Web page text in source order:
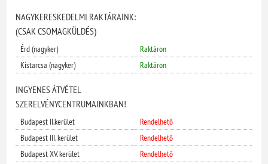
NAGYKERESKEDELMI RAKTÁRAINK:
(CSAK CSOMAGKÜLDÉS)
Érd (nagyker)
Raktáron
Kistarcsa (nagyker)
Raktáron
INGYENES ÁTVÉTEL
SZERELVÉNYCENTRUMAINKBAN!
Budapest II.kerület
Rendelhető
Budapest III. kerület
Rendelhető
Budapest XV. kerület
Rendelhető